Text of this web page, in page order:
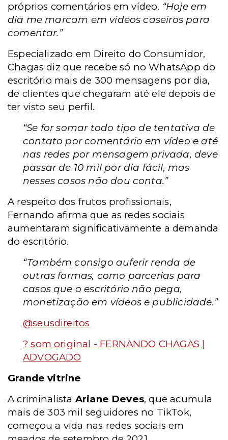
próprios comentários em vídeo. “Hoje em
dia me marcam em vídeos caseiros para
comentar.”
Especializado em Direito do Consumidor,
Chagas diz que recebe só no WhatsApp do
escritório mais de 300 mensagens por dia,
de clientes que chegaram até ele depois de
ter visto seu perfil.
“Se for somar todo tipo de tentativa de
contato por comentário em vídeo e até
nas redes por mensagem privada, deve
passar de 10 mil por dia fácil, mas
nesses casos não dou conta.”
A respeito dos frutos profissionais,
Fernando afirma que as redes sociais
aumentaram significativamente a demanda
do escritório.
“Também consigo auferir renda de
outras formas, como parcerias para
casos que o escritório não pega,
monetização em vídeos e publicidade.”
@seusdireitos
? som original - FERNANDO CHAGAS |
ADVOGADO
Grande vitrine
A criminalista Ariane Deves, que acumula
mais de 303 mil seguidores no TikTok,
começou a vida nas redes sociais em